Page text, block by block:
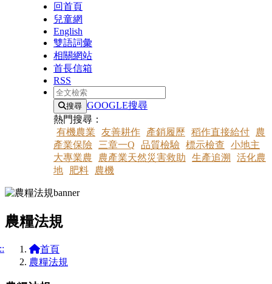
回首頁
兒童網
English
雙語詞彙
相關網站
首長信箱
RSS
全文檢索
搜尋 GOOGLE搜尋
熱門搜尋：
有機農業
友善耕作 產銷履歷 稻作直接給付
農
產業保險
三章一Q 品質檢驗 標示檢查
小地主
大專業農
農產業天然災害救助 生產追溯
活化農
地
肥料 農機
農糧法規
首頁
農糧法規